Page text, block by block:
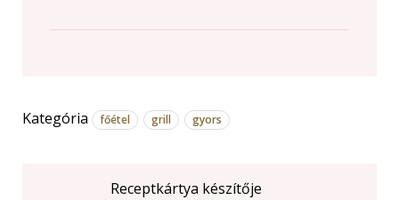
Kategória főétel grill gyors
Receptkártya készítője